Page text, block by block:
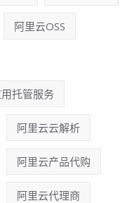
阿里云OSS
托管服务
阿里云云解析
阿里云产品代购
阿里云代理商